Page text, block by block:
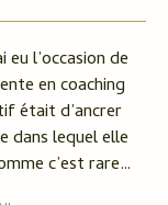
eu l’occasion de
en coaching
était d’ancrer
dans lequel elle
c’est rare…